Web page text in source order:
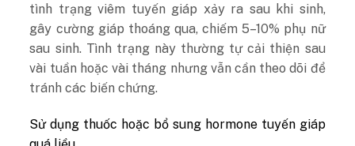
tình trạng viêm tuyến giáp xảy ra sau khi sinh,
gây cường giáp thoáng qua, chiếm 5–10% phụ nữ
sau sinh. Tình trạng này thường tự cải thiện sau
vài tuần hoặc vài tháng nhưng vẫn cần theo dõi để
tránh các biến chứng.
Sử dụng thuốc hoặc bổ sung hormone tuyến giáp